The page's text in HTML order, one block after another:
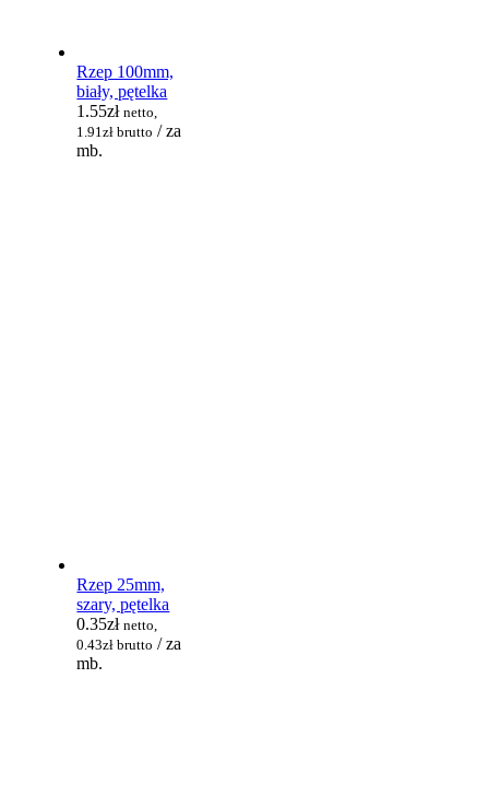
Rzep 100mm,
biały, pętelka
1.55zł netto,
1.91zł brutto / za
mb.
Rzep 25mm,
szary, pętelka
0.35zł netto,
0.43zł brutto / za
mb.